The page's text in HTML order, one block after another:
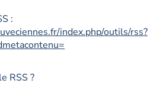
:
index.php/outils/rss?
RSS ?